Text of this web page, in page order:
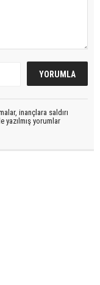
inançlara saldırı
yazılmış yorumlar